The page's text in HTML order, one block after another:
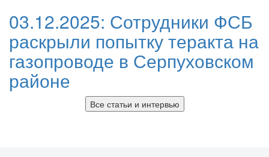
03.12.2025: Сотрудники ФСБ
раскрыли попытку теракта на
газопроводе в Серпуховском
районе
Все статьи и интервью